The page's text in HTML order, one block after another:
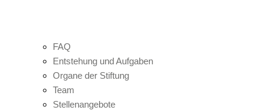
FAQ
Entstehung und Aufgaben
Organe der Stiftung
Team
Stellenangebote